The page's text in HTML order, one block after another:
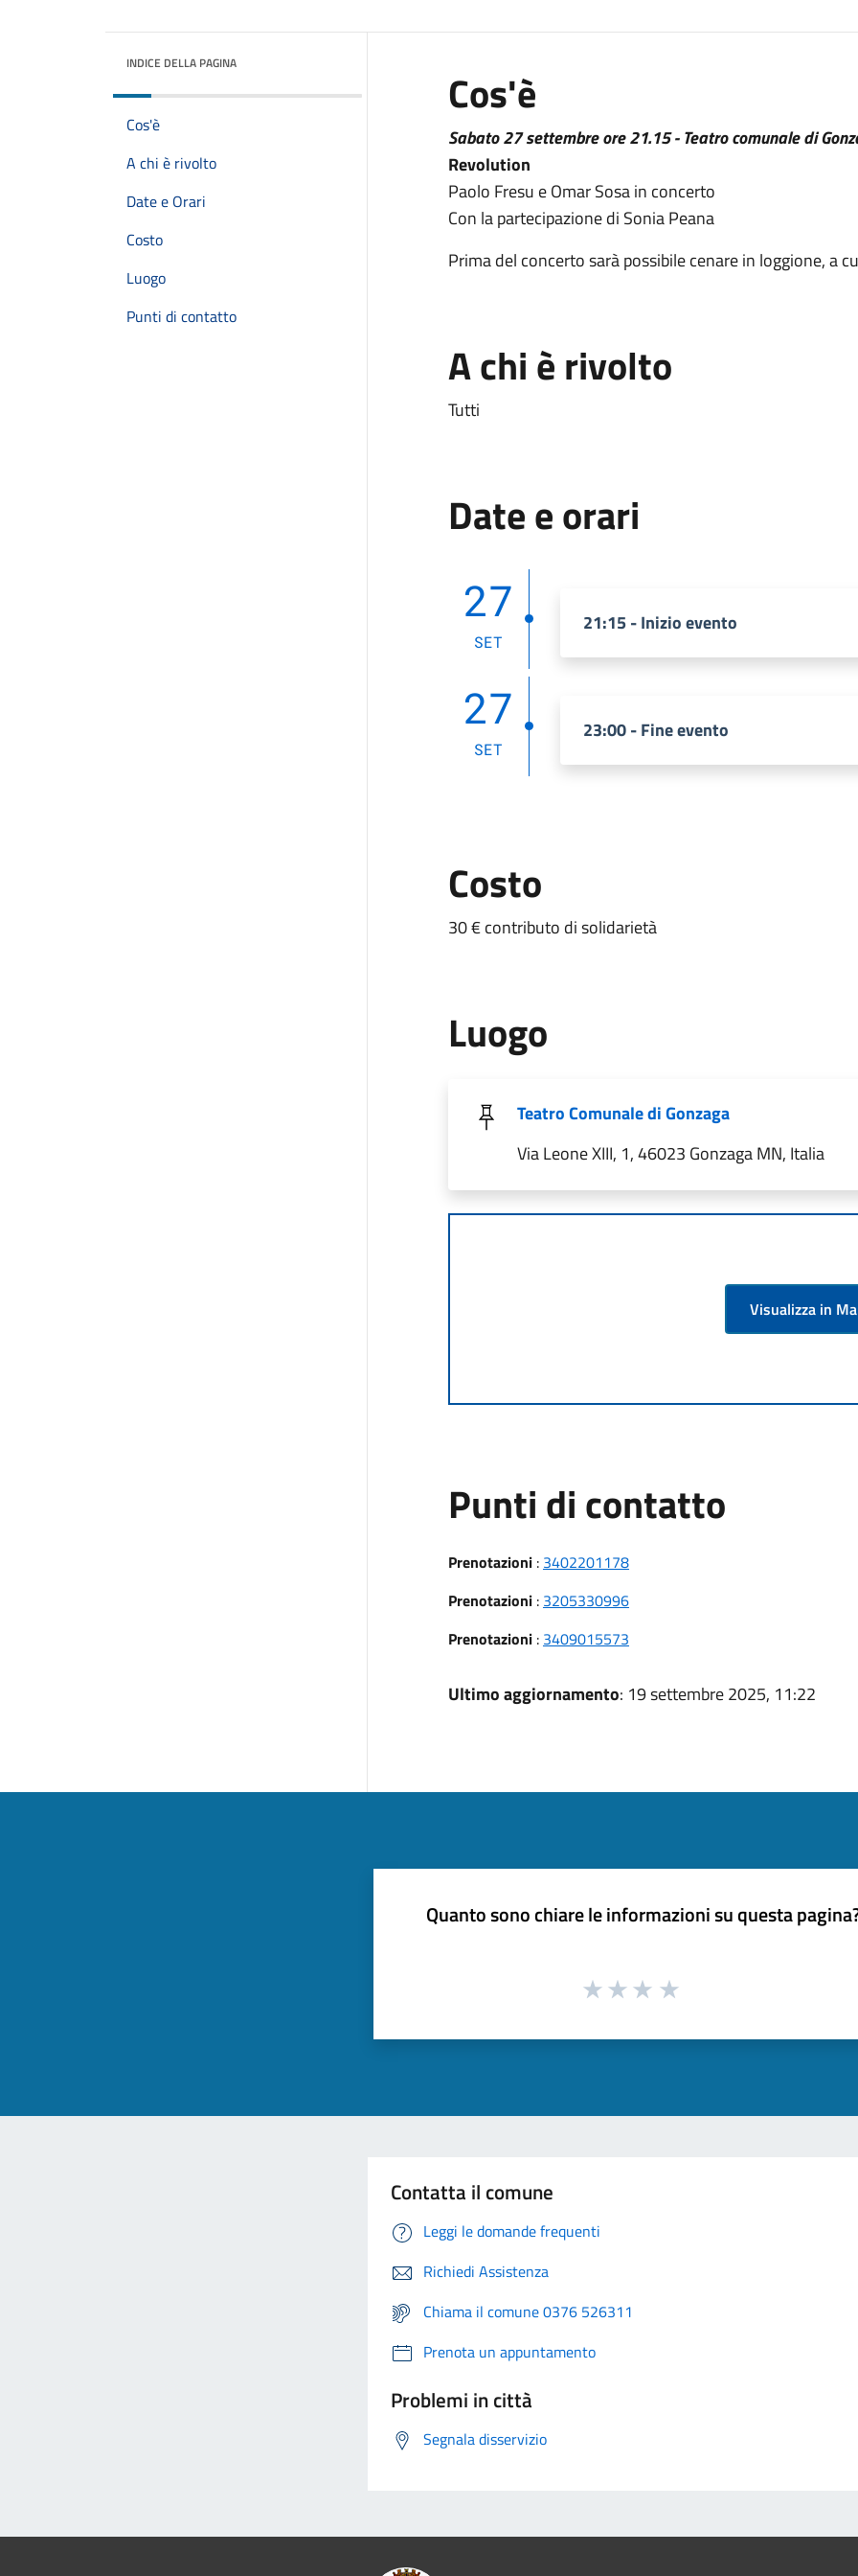
INDICE DELLA PAGINA
Cos'è
A chi è rivolto
Date e Orari
Costo
Luogo
Punti di contatto
Cos'è
Sabato 27 settembre ore 21.15 - Teatro comunale di
Revolution
Paolo Fresu e Omar Sosa in concerto
Con la partecipazione di Sonia Peana
Prima del concerto sarà possibile cenare in loggione, a
A chi è rivolto
Tutti
Date e orari
27
SET
21:15 - Inizio evento
27
SET
23:00 - Fine evento
Costo
30 € contributo di solidarietà
Luogo
Teatro Comunale di Gonzaga
Via Leone XIII, 1, 46023 Gonzaga MN, Italia
Visualizza in
Punti di contatto
Prenotazioni: 3402201178
Prenotazioni: 3205330996
Prenotazioni: 3409015573
Ultimo aggiornamento: 19 settembre 2025, 11:22
Quanto sono chiare le informazioni su questa
Contatta il comune
Leggi le domande frequenti
Richiedi Assistenza
Chiama il comune 0376 526311
Prenota un appuntamento
Problemi in città
Segnala disservizio